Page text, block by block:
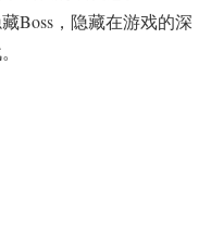
Boss，隐藏在游戏的深